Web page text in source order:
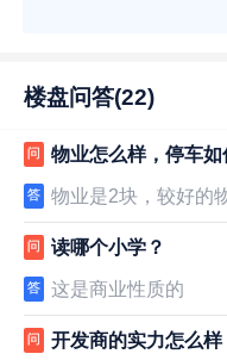
楼盘问答(22)
问 物业怎么样，停车如
答 物业是2块，较好的
问 读哪个小学？
答 这是商业性质的
问 开发商的实力怎么样